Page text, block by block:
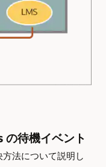
待機イベント
法について説明し